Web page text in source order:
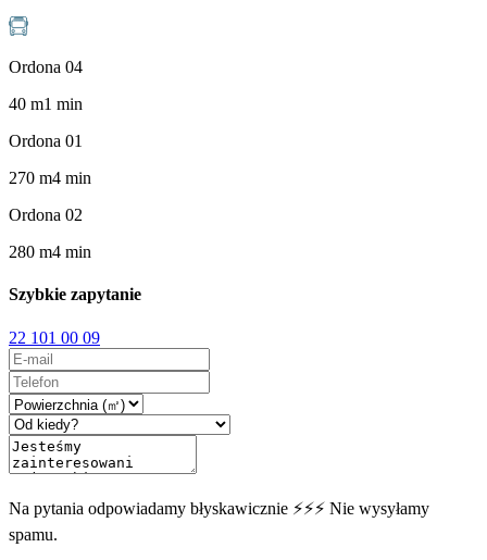
Ordona 04
40 m1 min
Ordona 01
270 m4 min
Ordona 02
280 m4 min
Szybkie zapytanie
22 101 00 09
Na pytania odpowiadamy błyskawicznie ⚡⚡⚡ Nie wysyłamy
spamu.